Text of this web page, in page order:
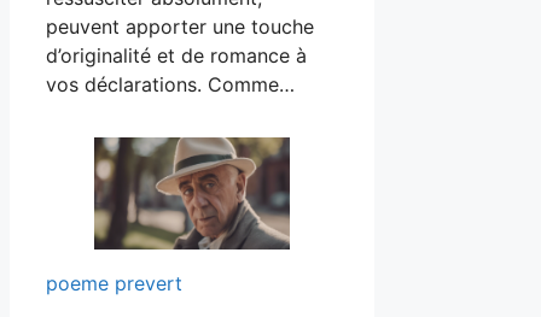
peuvent apporter une touche
d’originalité et de romance à
vos déclarations. Comme…
poeme prevert